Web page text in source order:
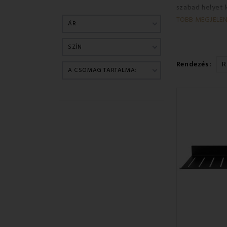
ÁR
SZÍN
A CSOMAG TARTALMA:
szabad helyet
tárolási hely
TÖBB
Rendezés: